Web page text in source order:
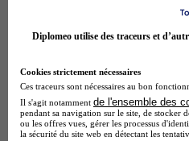
Licence Science de l
Master International Business
BAC Pro Assp
BTS Gpme
BTS Dietetique
Master Mass
Diplomeo utilise des traceurs et
Cookies strictement nécessaires
Ces traceurs sont nécessaires au bon
Il s'agit notamment de l'ensemble des
pendant sa navigation sur le site, de stocker
ou les offres vues, gérer les processus
la sécurité du site web en détectant les